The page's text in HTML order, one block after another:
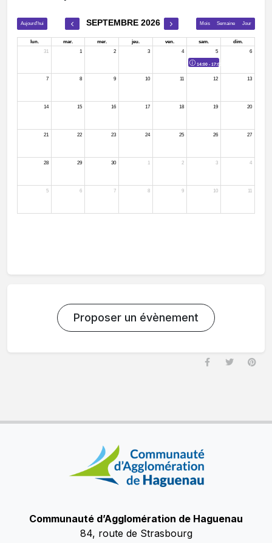
Proposer un évènement
Communauté d’Agglomération de Haguenau
84, route de Strasbourg